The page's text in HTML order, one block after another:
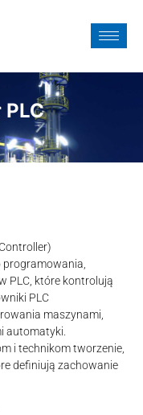
PLC, które kontrolują
PLC
maszynami,
automatyki.
i technikom tworzenie,
definiują zachowanie